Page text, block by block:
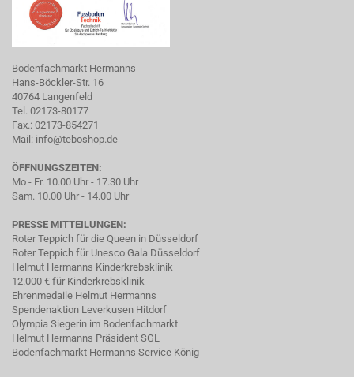
Bodenfachmarkt Hermanns
Hans-Böckler-Str. 16
40764 Langenfeld
Tel. 02173-80177
Fax.: 02173-854271
Mail: info@teboshop.de
ÖFFNUNGSZEITEN:
Mo - Fr. 10.00 Uhr - 17.30 Uhr
Sam. 10.00 Uhr - 14.00 Uhr
PRESSE MITTEILUNGEN:
Roter Teppich für die Queen in Düsseldorf
Roter Teppich für Unesco Gala Düsseldorf
Helmut Hermanns Kinderkrebsklinik
12.000 € für Kinderkrebsklinik
Ehrenmedaile Helmut Hermanns
Spendenaktion Leverkusen Hitdorf
Olympia Siegerin im Bodenfachmarkt
Helmut Hermanns Präsident SGL
Bodenfachmarkt Hermanns Service König